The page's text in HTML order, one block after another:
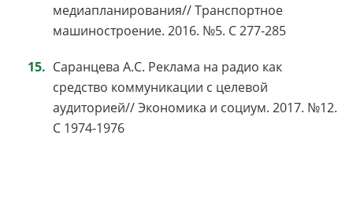
медиапланирования// Транспортное
машиностроение. 2016. №5. С 277-285
Саранцева А.С. Реклама на радио как
средство коммуникации с целевой
аудиторией// Экономика и социум. 2017. №12.
С 1974-1976